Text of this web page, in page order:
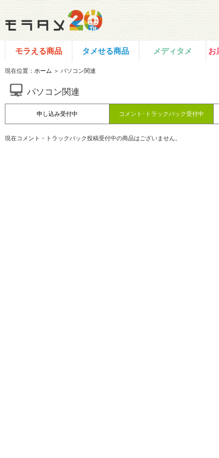
モラえる商品 タメせる商品 メディタメ お
現在位置： ホーム ＞ パソコン関連
パソコン関連
申し込み受付中 コメント･トラックバック受付中
現在コメント・トラックバック投稿受付中の商品はございません。